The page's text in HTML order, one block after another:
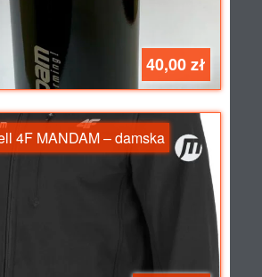
40,00 zł
4F MANDAM – damska